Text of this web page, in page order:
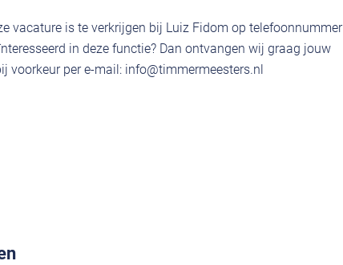
vacature is te verkrijgen bij Luiz Fidom op telefoonnummer
in deze functie? Dan ontvangen wij graag jouw
voorkeur per e-mail: info@timmermeesters.nl